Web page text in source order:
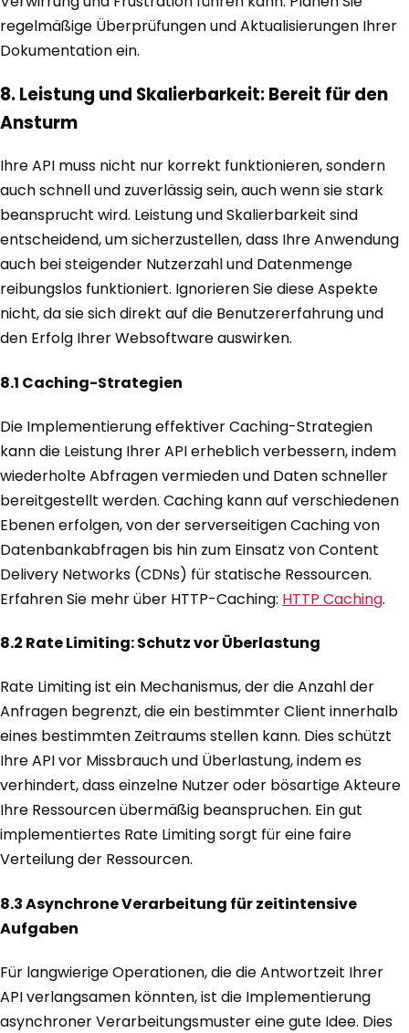
regelmäßige Überprüfungen und Aktualisierungen Ihrer
Dokumentation ein.
8. Leistung und Skalierbarkeit: Bereit für den
Ansturm
Ihre API muss nicht nur korrekt funktionieren, sondern
auch schnell und zuverlässig sein, auch wenn sie stark
beansprucht wird. Leistung und Skalierbarkeit sind
entscheidend, um sicherzustellen, dass Ihre Anwendung
auch bei steigender Nutzerzahl und Datenmenge
reibungslos funktioniert. Ignorieren Sie diese Aspekte
nicht, da sie sich direkt auf die Benutzererfahrung und
den Erfolg Ihrer Websoftware auswirken.
8.1 Caching-Strategien
Die Implementierung effektiver Caching-Strategien
kann die Leistung Ihrer API erheblich verbessern, indem
wiederholte Abfragen vermieden und Daten schneller
bereitgestellt werden. Caching kann auf verschiedenen
Ebenen erfolgen, von der serverseitigen Caching von
Datenbankabfragen bis hin zum Einsatz von Content
Delivery Networks (CDNs) für statische Ressourcen.
Erfahren Sie mehr über HTTP-Caching: HTTP Caching.
8.2 Rate Limiting: Schutz vor Überlastung
Rate Limiting ist ein Mechanismus, der die Anzahl der
Anfragen begrenzt, die ein bestimmter Client innerhalb
eines bestimmten Zeitraums stellen kann. Dies schützt
Ihre API vor Missbrauch und Überlastung, indem es
verhindert, dass einzelne Nutzer oder bösartige Akteure
Ihre Ressourcen übermäßig beanspruchen. Ein gut
implementiertes Rate Limiting sorgt für eine faire
Verteilung der Ressourcen.
8.3 Asynchrone Verarbeitung für zeitintensive
Aufgaben
Für langwierige Operationen, die die Antwortzeit Ihrer
API verlangsamen könnten, ist die Implementierung
asynchroner Verarbeitungsmuster eine gute Idee. Dies